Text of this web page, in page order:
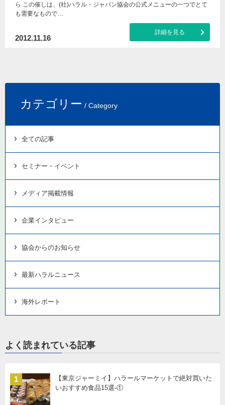
ら この催しは、(社)ハラル・ジャパン協会の公式メニューの一つでとて
も需要なもので…
2012.11.16
詳細を見る
カテゴリー / Category
全ての記事
セミナー・イベント
メディア掲載情報
企業インタビュー
協会からのお知らせ
最新ハラルニュース
海外レポート
よく読まれている記事
1
【東京ジャーミイ】ハラールマーケットで絶対買いた
いおすすめ食品15選-①